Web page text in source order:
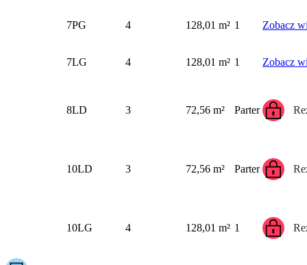
7PG 4 128,01 m² 1 Zobacz
7LG 4 128,01 m² 1 Zobacz
8LD 3 72,56 m² Parter
10LD 3 72,56 m² Parter
10LG 4 128,01 m² 1